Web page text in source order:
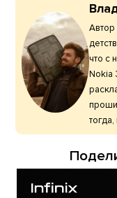
Автор
что с
Nokia